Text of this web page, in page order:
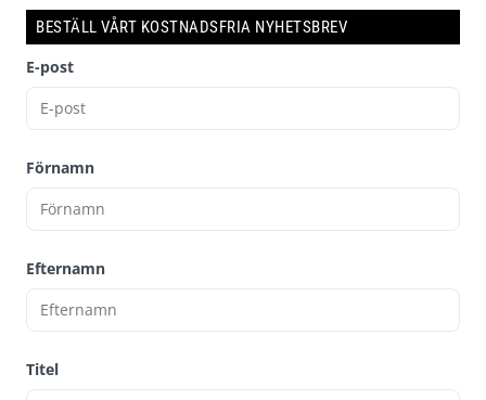
BESTÄLL VÅRT KOSTNADSFRIA NYHETSBREV
E-post
Förnamn
Efternamn
Titel